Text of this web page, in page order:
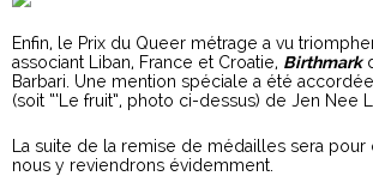
Enfin, le Prix du Queer métrage a vu
associant Liban, France et Croatie, Birthmark
Barbari. Une mention spéciale a été
(soit “‘Le fruit”, photo ci-dessus) de Jen Nee
La suite de la remise de médailles sera pour
nous y reviendrons évidemment.